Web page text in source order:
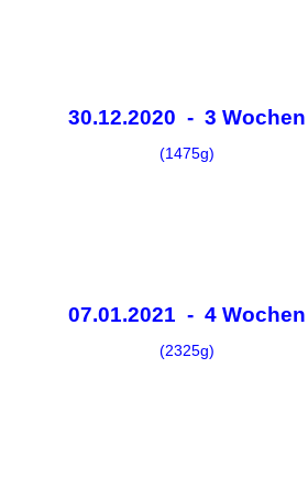
30.12.2020 - 3 Wochen
(1475g)
07.01.2021 - 4 Wochen
(2325g)